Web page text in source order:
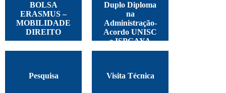
BOLSA
ERASMUS –
MOBILIDADE
DIREITO
Duplo Diploma
na
Administração-
Acordo UNISC
e ISPGAYA
Pesquisa Visita Técnica